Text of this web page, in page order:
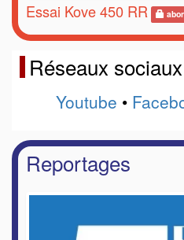
Essai Kove 450 RR
Réseaux sociaux
Youtube •
Reportages